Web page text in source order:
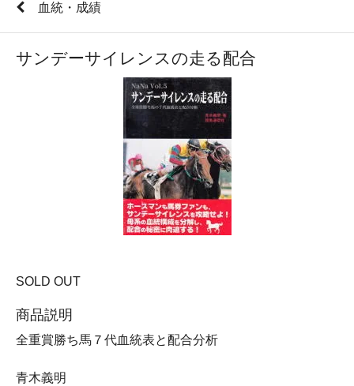
血統・成績
サンデーサイレンスの走る配合
SOLD OUT
商品説明
全重賞勝ち馬７代血統表と配合分析
青木義明